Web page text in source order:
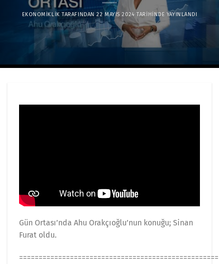
EKONOMIKLIK TARAFINDAN 22 MAYIS 2024 TARIHINDE YAYINLANDI
Gün Ortası’nda Ahu Orakçıoğlu’nun konuğu; Sinan
Furat oldu.